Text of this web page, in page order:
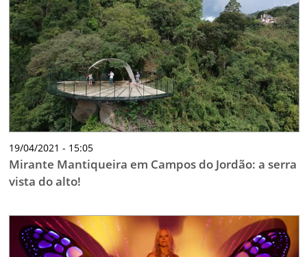
19/04/2021 - 15:05
Mirante Mantiqueira em Campos do Jordão: a serra
vista do alto!